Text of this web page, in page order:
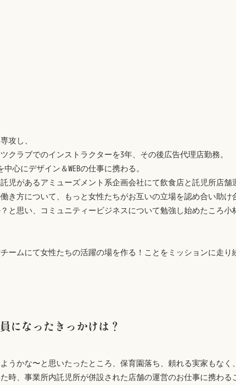
攻し、
クラブでのインストラクターを3年、その後広告代理店勤務。
心にデザイン＆WEBの仕事に携わる。
児があるアミューズメント系企画会社にて飲食店と託児所店舗
き方について、もっと女性たちがお互いの立場を認め合い助け
と思い、コミュニティービジネスについて勉強し始めたころ小
ームにて女性たちの活躍の場を作る！ことをミッションに走り
になったきっかけは？
うかな〜と思いたったところ、保育園落ち、頼れる実家もなく
時、事業所内託児所が併設された店舗の運営のお仕事に携わる